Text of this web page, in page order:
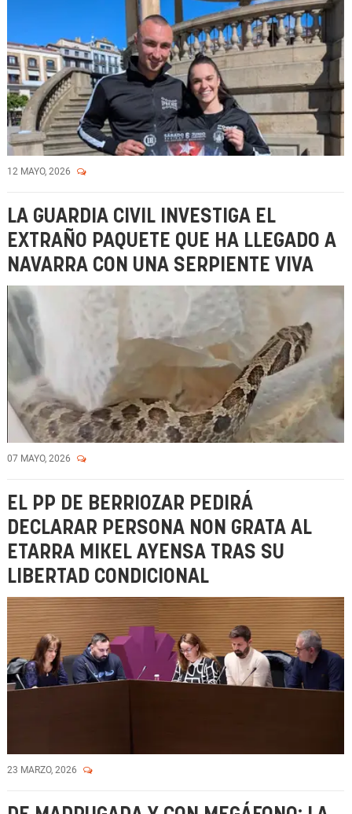
12 MAYO, 2026
LA GUARDIA CIVIL INVESTIGA EL
EXTRAÑO PAQUETE QUE HA LLEGADO A
NAVARRA CON UNA SERPIENTE VIVA
07 MAYO, 2026
EL PP DE BERRIOZAR PEDIRÁ
DECLARAR PERSONA NON GRATA AL
ETARRA MIKEL AYENSA TRAS SU
LIBERTAD CONDICIONAL
23 MARZO, 2026